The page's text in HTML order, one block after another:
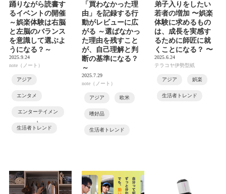
踊りながら読書す
るイベントの開催
～娯楽体験は右脳
と左脳のバランス
を意識して選ぶよ
うになる？～
2025.9.24
note（ノート）
アジア
エンタメ
エンターテイメン
ト
生活者トレンド
「買わなかった理
由」を記録する行
動がレビューに広
がる ～選ばなかっ
た理由を残すこと
が、自己理解と判
断の基準になる？
～
2025.7.29
note（ノート）
アジア 欧米
嗜好品
生活者トレンド
弟子入りをしたい
若者の増加 〜娯楽
体験に求めるもの
は、成長を実感す
るために師匠に就
くことになる？ 〜
2025.6.24
テラコヤ伊勢型紙
アジア 娯楽
生活者トレンド